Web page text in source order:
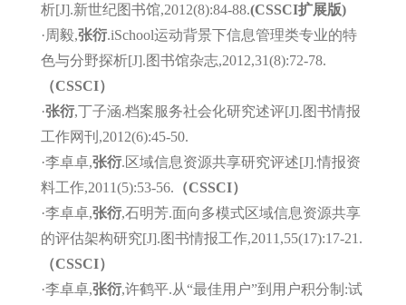
析[J].新世纪图书馆,2012(8):84-88.(CSSCI扩展版)
·周毅,张衍.iSchool运动背景下信息管理类专业的特
色与分野探析[J].图书馆杂志,2012,31(8):72-78.
（CSSCI）
·张衍,丁子涵.档案服务社会化研究述评[J].图书情报
工作网刊,2012(6):45-50.
·李卓卓,张衍.区域信息资源共享研究评述[J].情报资
料工作,2011(5):53-56. （CSSCI）
·李卓卓,张衍,石明芳.面向多模式区域信息资源共享
的评估架构研究[J].图书情报工作,2011,55(17):17-21.
（CSSCI）
·李卓卓,张衍,许鹤平.从“最佳用户”到用户积分制:试